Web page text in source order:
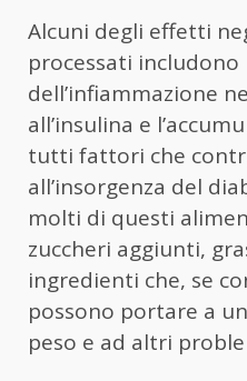
Alcuni degli effetti
processati includono
dell’infiammazione
all’insulina e
tutti fattori che
all’insorgenza del
molti di questi
zuccheri aggiunti,
ingredienti che, se
possono portare a
peso e ad altri